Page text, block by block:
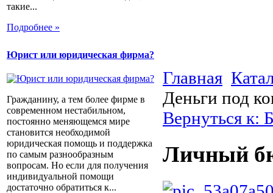
такие...
Подробнее »
Юрист или юридическая фирма?
Гражданину, а тем более фирме в
современном нестабильном,
постоянно меняющемся мире
становится необходимой
юридическая помощь и поддержка
по самым разнообразным
вопросам. Но если для получения
индивидуальной помощи
достаточно обратиться к...
Главная
Деньги под
Вернуться к:
Личный